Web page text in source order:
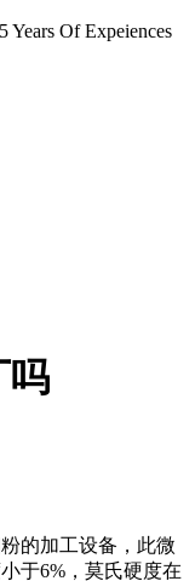
Years Of Expeiences
吗
的加工设备，此微
于6%，莫氏硬度在